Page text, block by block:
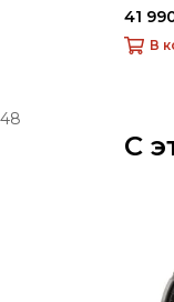
41
В
48
С